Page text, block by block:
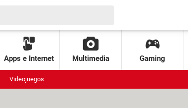
Apps e Internet Multimedia Gaming
Videojuegos